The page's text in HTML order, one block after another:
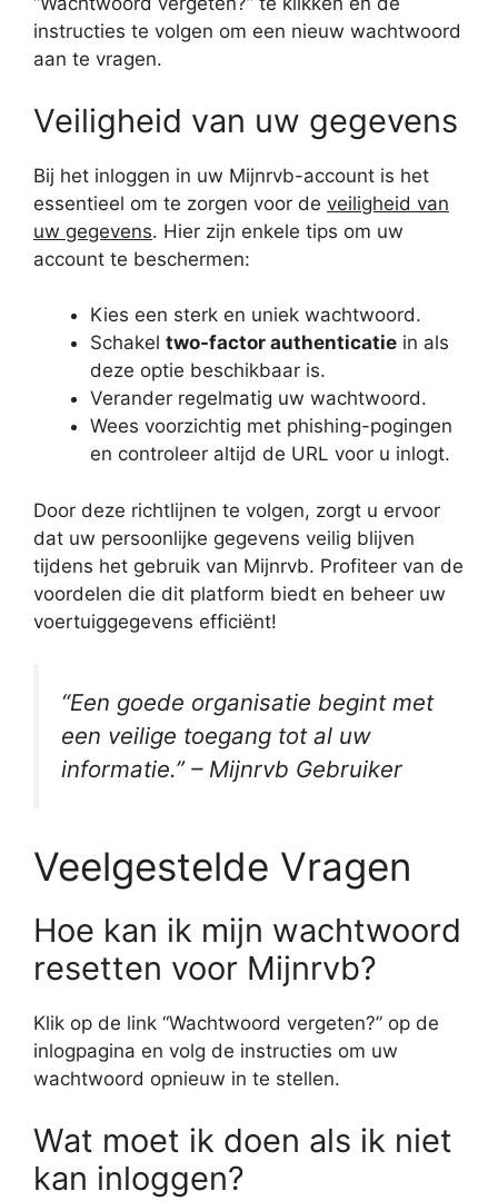
instructies te volgen om een nieuw wachtwoord
aan te vragen.
Veiligheid van uw gegevens
Bij het inloggen in uw Mijnrvb-account is het
essentieel om te zorgen voor de veiligheid van
uw gegevens. Hier zijn enkele tips om uw
account te beschermen:
Kies een sterk en uniek wachtwoord.
Schakel two-factor authenticatie in als
deze optie beschikbaar is.
Verander regelmatig uw wachtwoord.
Wees voorzichtig met phishing-pogingen
en controleer altijd de URL voor u inlogt.
Door deze richtlijnen te volgen, zorgt u ervoor
dat uw persoonlijke gegevens veilig blijven
tijdens het gebruik van Mijnrvb. Profiteer van de
voordelen die dit platform biedt en beheer uw
voertuiggegevens efficiënt!
“Een goede organisatie begint met
een veilige toegang tot al uw
informatie.” – Mijnrvb Gebruiker
Veelgestelde Vragen
Hoe kan ik mijn wachtwoord
resetten voor Mijnrvb?
Klik op de link “Wachtwoord vergeten?” op de
inlogpagina en volg de instructies om uw
wachtwoord opnieuw in te stellen.
Wat moet ik doen als ik niet
kan inloggen?